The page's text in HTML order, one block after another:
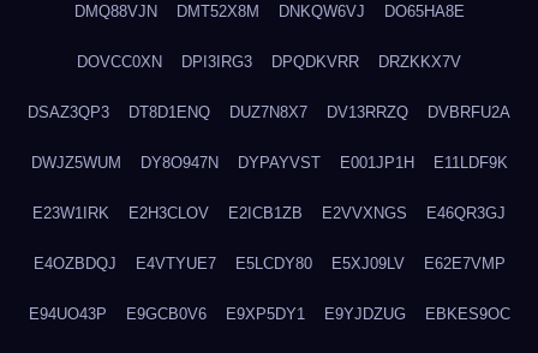
DMQ88VJN DMT52X8M DNKQW6VJ DO65HA8E
DOVCC0XN DPI3IRG3 DPQDKVRR DRZKKX7V
DSAZ3QP3 DT8D1ENQ DUZ7N8X7 DV13RRZQ DVBRFU2A
DWJZ5WUM DY8O947N DYPAYVST E001JP1H E11LDF9K
E23W1IRK E2H3CLOV E2ICB1ZB E2VVXNGS E46QR3GJ
E4OZBDQJ E4VTYUE7 E5LCDY80 E5XJ09LV E62E7VMP
E94UO43P E9GCB0V6 E9XP5DY1 E9YJDZUG EBKES9OC